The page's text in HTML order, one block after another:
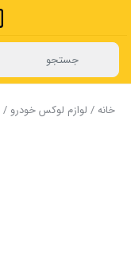
خانه/ لوازم لوکس خودرو /